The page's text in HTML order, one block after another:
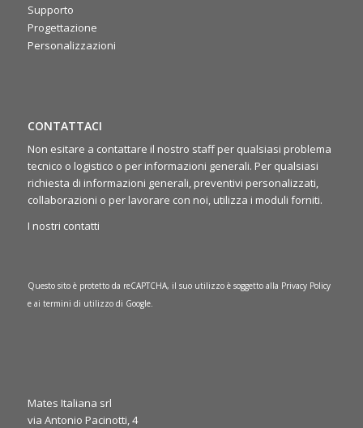
rafforzando lo spirito di squadra 🤝
Supporto
Progettazione
Personalizzazioni
CONTATTACI
Non esitare a contattare il nostro staff per qualsiasi problema
tecnico o logistico o per informazioni generali. Per qualsiasi
richiesta di informazioni generali, preventivi personalizzati,
collaborazioni o per lavorare con noi, utilizza i moduli forniti.
I nostri contatti
Questo sito è protetto da reCAPTCHA, il suo utilizzo è soggetto alla Privacy Policy
e ai termini di utilizzodi Google.
Mates Italiana srl
via Antonio Pacinotti, 4